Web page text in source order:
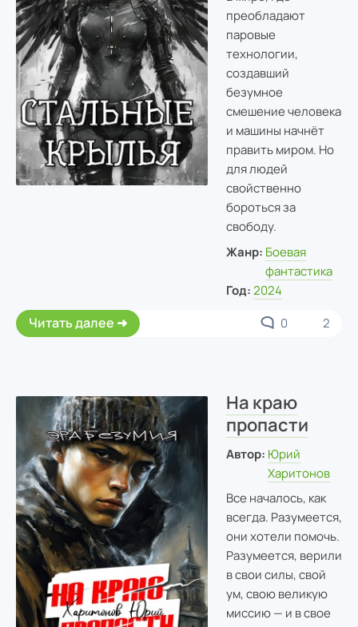
преобладают
паровые
технологии,
создавший
безумное
смешение человека
и машины начнёт
править миром. Но
для людей
свойственно
бороться за
свободу.
Жанр: Боевая
фантастика
Год: 2024
Читать далее 0 2
На краю
пропасти
Автор: Юрий
Харитонов
Все началось, как
всегда. Разумеется,
они хотели помочь.
Разумеется, верили
в свои силы, свой
ум, свою великую
миссию — и в свое